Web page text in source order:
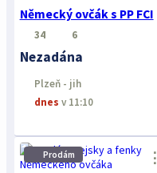
Německý ovčák s PP FCI
34 6
Nezadána
Plzeň - jih
dnes v 11:10
Prodám ⋮